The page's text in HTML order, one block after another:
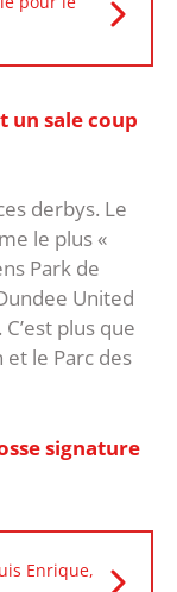
un sale coup
derbys. Le
le plus «
Park de
United
plus que
et le Parc des
signature
Enrique,